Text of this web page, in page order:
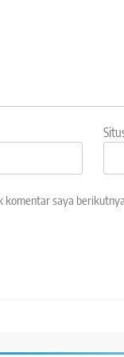
komentar saya berikutnya.